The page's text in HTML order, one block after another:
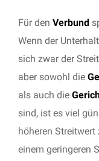
Für den Verbund
Wenn der
sich zwar der
aber sowohl die
als auch die
sind, ist es viel
höheren
einem geringeren